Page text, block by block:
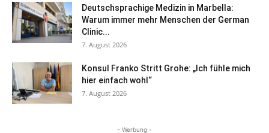
Deutschsprachige Medizin in Marbella:
Warum immer mehr Menschen der German
Clinic...
7. August 2026
Konsul Franko Stritt Grohe: „Ich fühle mich
hier einfach wohl“
7. August 2026
- Werbung -